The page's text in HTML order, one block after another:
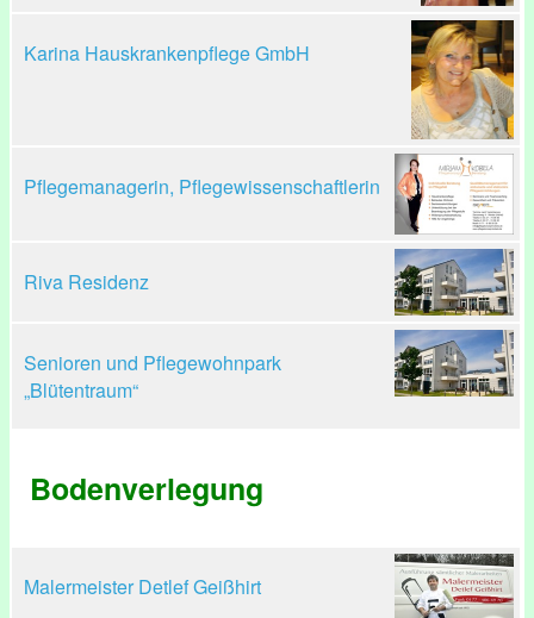
Karina Hauskrankenpflege GmbH
Pflegemanagerin, Pflegewissenschaftlerin
Riva Residenz
Senioren und Pflegewohnpark
„Blütentraum“
Bodenverlegung
Malermeister Detlef Geißhirt